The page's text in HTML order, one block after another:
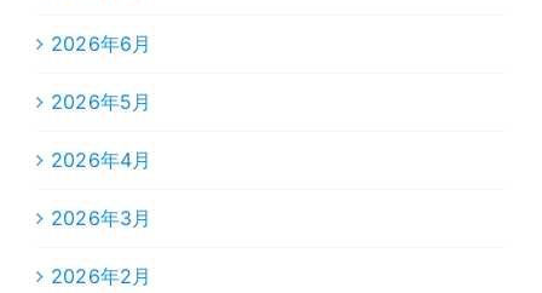
2026年6月
2026年5月
2026年4月
2026年3月
2026年2月